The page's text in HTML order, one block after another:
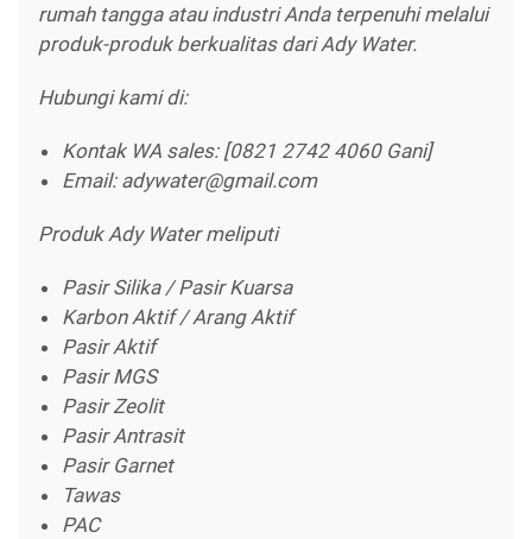
rumah tangga atau industri Anda terpenuhi melalui
produk-produk berkualitas dari Ady Water.
Hubungi kami di:
Kontak WA sales: [0821 2742 4060 Gani]
Email: adywater@gmail.com
Produk Ady Water meliputi
Pasir Silika / Pasir Kuarsa
Karbon Aktif / Arang Aktif
Pasir Aktif
Pasir MGS
Pasir Zeolit
Pasir Antrasit
Pasir Garnet
Tawas
PAC